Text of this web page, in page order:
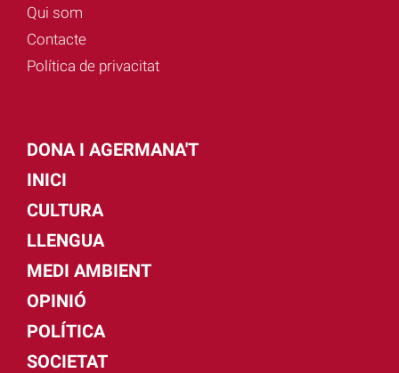
Qui som
Contacte
Política de privacitat
DONA I AGERMANA'T
INICI
CULTURA
LLENGUA
MEDI AMBIENT
OPINIÓ
POLÍTICA
SOCIETAT